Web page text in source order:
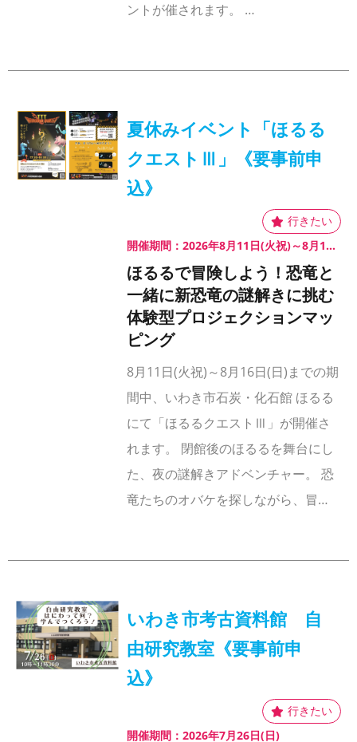
ントが催されます。 …
夏休みイベント「ほるる
クエストⅢ」《要事前申
込》
開催期間：2026年8月11日(火祝)～8月16日(日)
ほるるで冒険しよう！恐竜と
一緒に新恐竜の謎解きに挑む
体験型プロジェクションマッ
ピング
8月11日(火祝)～8月16日(日)までの期
間中、いわき市石炭・化石館 ほるる
にて「ほるるクエストⅢ」が開催さ
れます。 閉館後のほるるを舞台にし
た、夜の謎解きアドベンチャー。 恐
竜たちのオバケを探しながら、冒…
いわき市考古資料館 自
由研究教室《要事前申
込》
開催期間：2026年7月26日(日)